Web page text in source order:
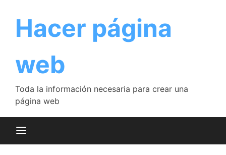
contenido
Hacer página
web
Toda la información necesaria para crear una
página web